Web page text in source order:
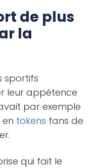
de plus
la
sportifs
leur appétence
par exemple
tokens fans de
qui fait le